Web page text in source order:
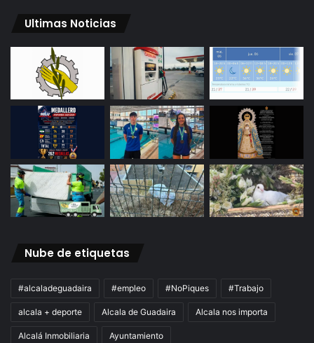
Ultimas Noticias
Nube de etiquetas
#alcaladeguadaira #empleo #NoPiques #Trabajo
alcala + deporte Alcala de Guadaira Alcala nos importa
Alcalá Inmobiliaria Ayuntamiento